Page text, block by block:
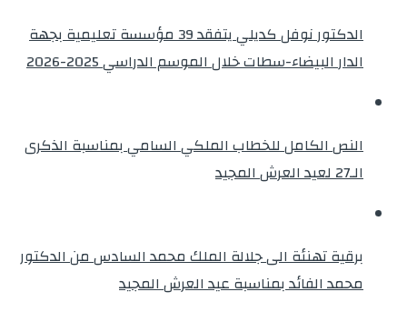
الدكتور نوفل كديلي يتفقد 39 مؤسسة تعليمية بجهة
الدار البيضاء-سطات خلال الموسم الدراسي 2025-2026
النص الكامل للخطاب الملكي السامي بمناسبة الذكرى
الـ27 لعيد العرش المجيد
برقية تهنئة الى جلالة الملك محمد السادس من الدكتور
محمد الفائد بمناسبة عيد العرش المجيد